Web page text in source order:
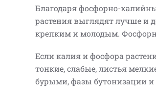
Благодаря фосфорно-
растения выглядят лучше и
крепким и молодым.
Если калия и фосфора
тонкие, слабые, листья
бурыми, фазы бутонизации и